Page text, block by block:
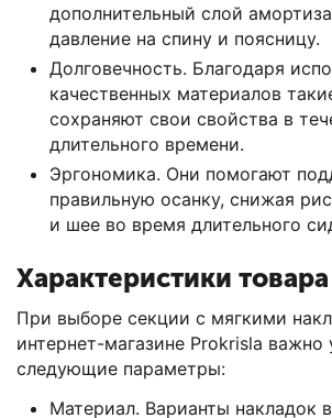
дополнительный слой
давление на спину и поясницу.
Долговечность. Благодаря
качественных материалов
сохраняют свои свойства в
длительного времени.
Эргономика. Они помогают
правильную осанку, снижая
и шее во время длительного
Характеристики товара
При выборе секции с мягкими
интернет-магазине Prokrisla важно
следующие параметры:
Материал. Варианты накладок